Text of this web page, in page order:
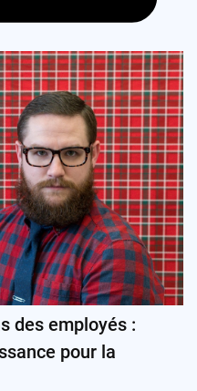
des employés :
pour la